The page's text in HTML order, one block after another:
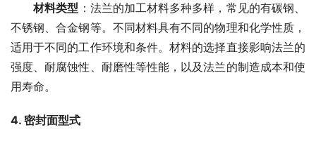
材料类型 ：法兰的加工材料多种多样，常见的有碳钢、
不锈钢、合金钢等。不同材料具有不同的物理和化学性质，
适用于不同的工作环境和条件。材料的选择直接影响法兰的
强度、耐腐蚀性、耐磨性等性能，以及法兰的制造成本和使
用寿命。
4. 密封面型式